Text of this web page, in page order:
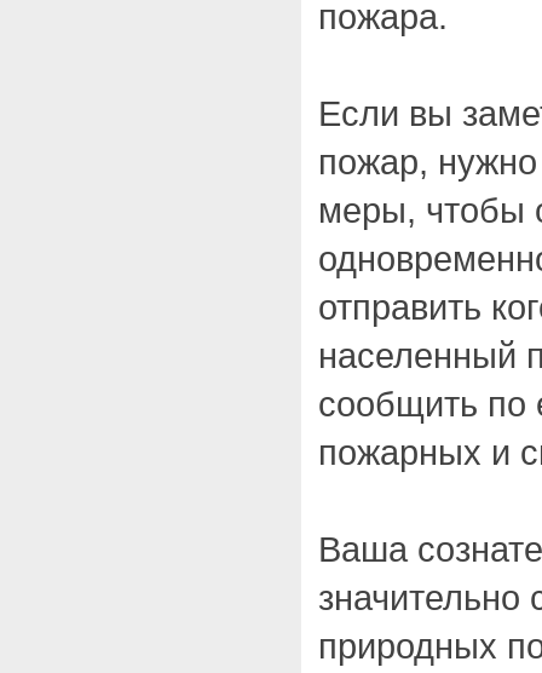
пожара.
Если вы
пожар,
меры, чтобы
отправить
населенный
сообщить по
пожарных и
Ваша
значительно
природных